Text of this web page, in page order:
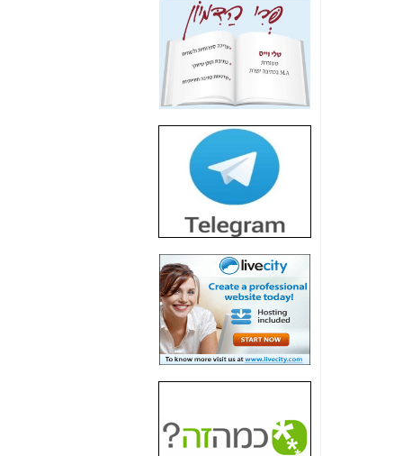
"יש אפליה בחקירה"?
חשיפה: למה השר
משה כחלון לא נחקר
עד היום? -
כאן
הדומה לזו של "תיק
4000" אך בתחום
הסלולר -
חשיפת מה שלא
רוצים שתדעו בעניין
פריסת אנלימיטד
(בניחוח בלתי נסבל) -
כאן
חשיפה: איוב קרא
אישר לקבוצת סלקום
בדיוק מה שביבי אישר
כאן
האם השר איוב קרא
היה צריך בכלל לחתום
על האישור, שנתן
האם ביבי וקרא קבלו
בכלל תמורה עבור